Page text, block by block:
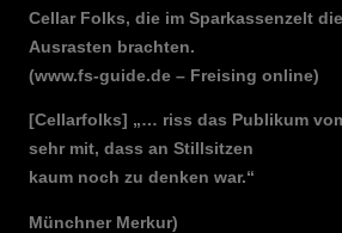
Cellar Folks, die im Sparkassenzelt
Ausrasten brachten.
(www.fs-guide.de – Freising online)
[Cellarfolks] „… riss das Publikum
sehr mit, dass an Stillsitzen
kaum noch zu denken war.“
Münchner Merkur)